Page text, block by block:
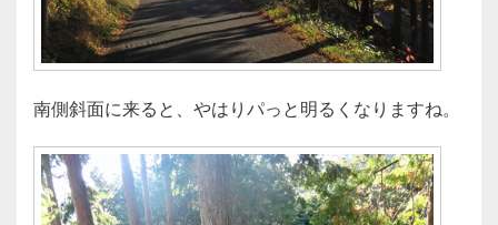
南側斜面に来ると、やはりパっと明るくなりますね。